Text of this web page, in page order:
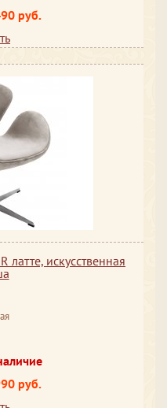
руб.
латте, искусственная
руб.